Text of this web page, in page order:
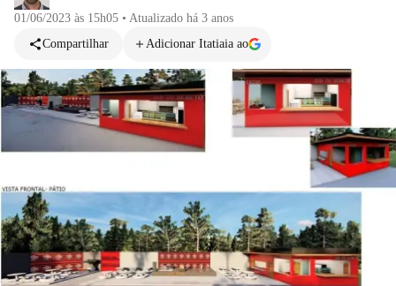
01/06/2023 às 15h05 • Atualizado há 3 anos
Compartilhar
Adicionar Itatiaia ao